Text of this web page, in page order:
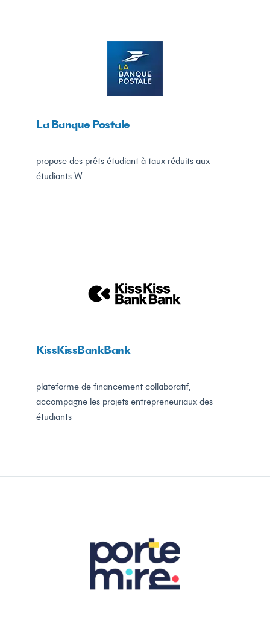
La Banque Postale
propose des prêts étudiant à taux réduits aux
étudiants W
KissKissBankBank
plateforme de financement collaboratif,
accompagne les projets entrepreneuriaux des
étudiants